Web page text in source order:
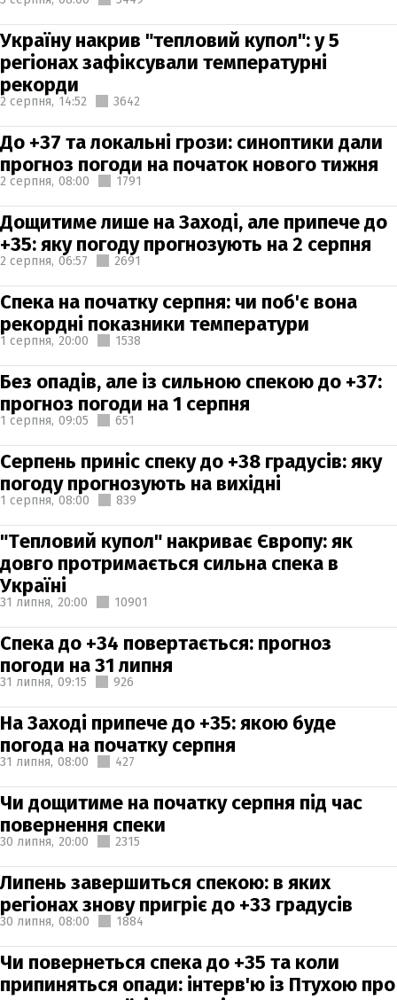
Україну накрив "тепловий купол": у 5
регіонах зафіксували температурні
рекорди
2 серпня, 14:52 3642
До +37 та локальні грози: синоптики дали
прогноз погоди на початок нового тижня
2 серпня, 08:00 1791
Дощитиме лише на Заході, але припече до
+35: яку погоду прогнозують на 2 серпня
2 серпня, 06:57 2691
Спека на початку серпня: чи поб'є вона
рекордні показники температури
1 серпня, 20:00 1538
Без опадів, але із сильною спекою до +37:
прогноз погоди на 1 серпня
1 серпня, 09:05 651
Серпень приніс спеку до +38 градусів: яку
погоду прогнозують на вихідні
1 серпня, 08:00 839
"Тепловий купол" накриває Європу: як
довго протримається сильна спека в
Україні
31 липня, 20:00 10901
Спека до +34 повертається: прогноз
погоди на 31 липня
31 липня, 09:15 926
На Заході припече до +35: якою буде
погода на початку серпня
31 липня, 08:00 427
Чи дощитиме на початку серпня під час
повернення спеки
30 липня, 20:00 2315
Липень завершиться спекою: в яких
регіонах знову пригріє до +33 градусів
30 липня, 08:00 1884
Чи повернеться спека до +35 та коли
припиняться опади: інтерв'ю із Птухою про